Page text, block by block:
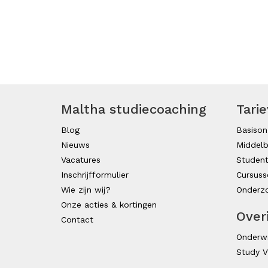
Maltha studiecoaching
Blog
Nieuws
Vacatures
Inschrijfformulier
Wie zijn wij?
Onze acties & kortingen
Contact
Study